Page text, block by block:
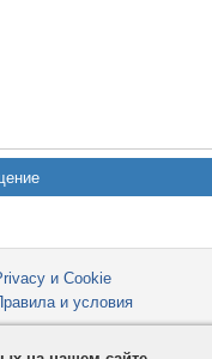
и Cookie
и условия